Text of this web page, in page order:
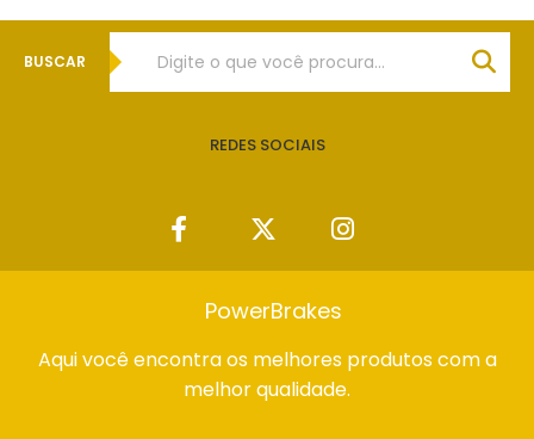
BUSCAR
REDES SOCIAIS
PowerBrakes
Aqui você encontra os melhores produtos com a
melhor qualidade.